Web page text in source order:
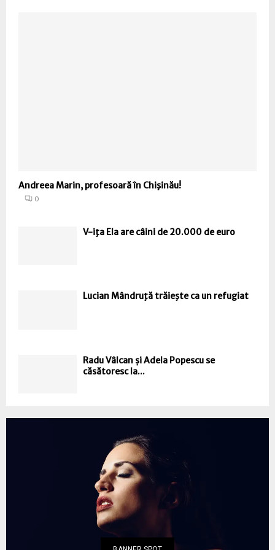
Andreea Marin, profesoară în Chişinău!
0
V-iţa Ela are câini de 20.000 de euro
Lucian Mândruţă trăieşte ca un refugiat
Radu Vâlcan și Adela Popescu se
căsătoresc la...